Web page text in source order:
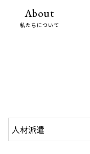
About
私たちについて